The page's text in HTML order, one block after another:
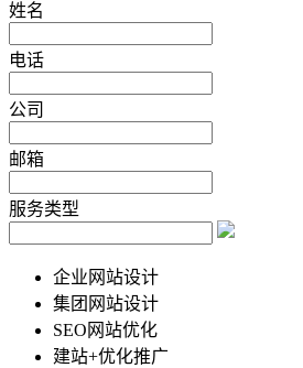
姓名
电话
公司
邮箱
服务类型
企业网站设计
集团网站设计
SEO网站优化
建站+优化推广